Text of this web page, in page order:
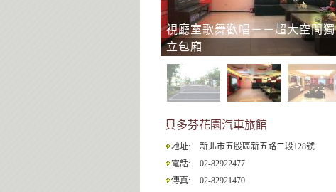
視廳室歌舞歡唱－－超大空間獨
立包廂
貝多芬花園汽車旅館
地址:
新北市五股區新五路二段128號
電話:
02-82922477
傳真:
02-82921470